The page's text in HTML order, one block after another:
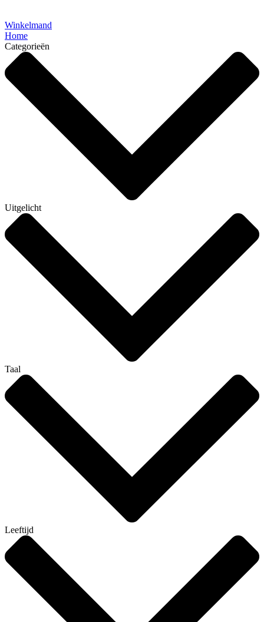
Winkelmand
Home
Categorieën
Uitgelicht
Taal
Leeftijd